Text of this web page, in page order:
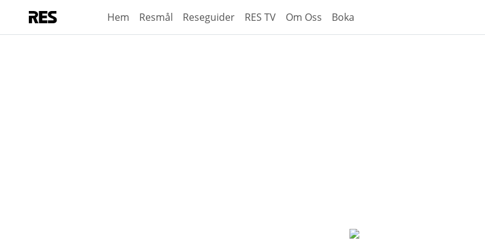
Hem Resmål Reseguider RES TV Om Oss Boka